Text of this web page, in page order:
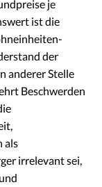
je
ist die
der
anderer Stelle
Beschwerden
als
irrelevant sei,